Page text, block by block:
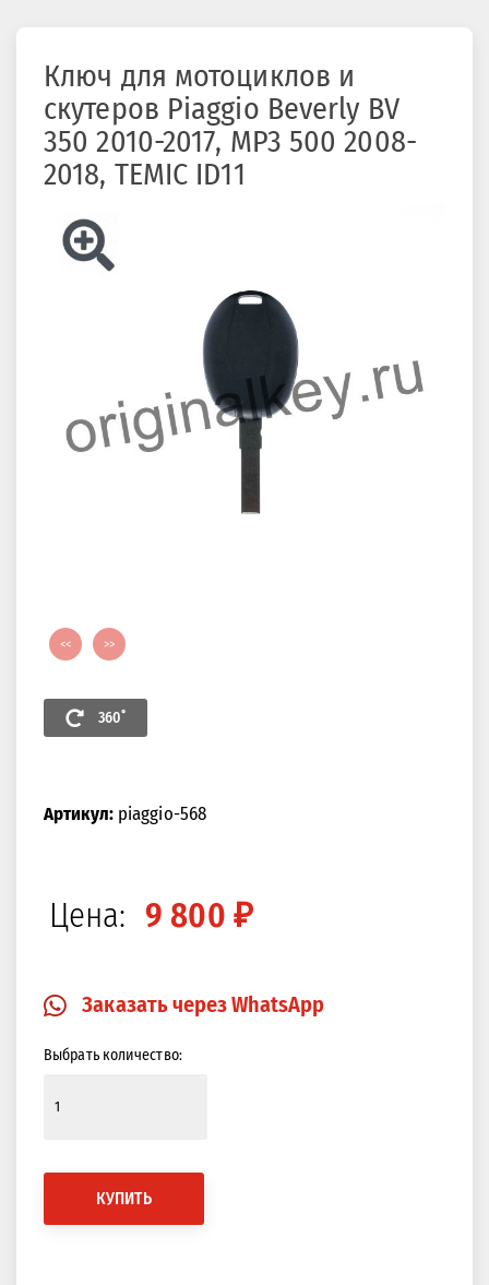
Ключ для мотоциклов и
скутеров Piaggio Beverly BV
350 2010-2017, MP3 500 2008-
2018, TEMIC ID11
<< >>
Изображение в 360 градусов
360˚
Артикул:piaggio-568
Цена: 9 800 ₽
Заказать через WhatsApp
Выбрать количество:
КУПИТЬ